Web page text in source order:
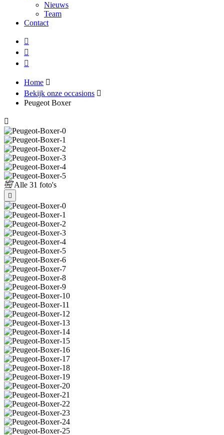
Nieuws
Team
Contact
Home
Bekijk onze occasions
Peugeot Boxer
Alle 31 foto's